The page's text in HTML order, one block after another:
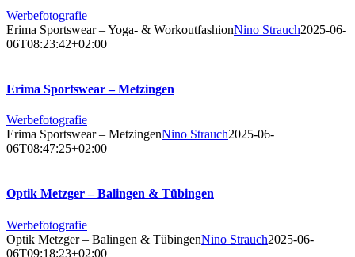
Werbefotografie
Erima Sportswear – Yoga- & WorkoutfashionNino Strauch2025-06-
06T08:23:42+02:00
Erima Sportswear – Metzingen
Werbefotografie
Erima Sportswear – MetzingenNino Strauch2025-06-
06T08:47:25+02:00
Optik Metzger – Balingen & Tübingen
Werbefotografie
Optik Metzger – Balingen & TübingenNino Strauch2025-06-
06T09:18:23+02:00